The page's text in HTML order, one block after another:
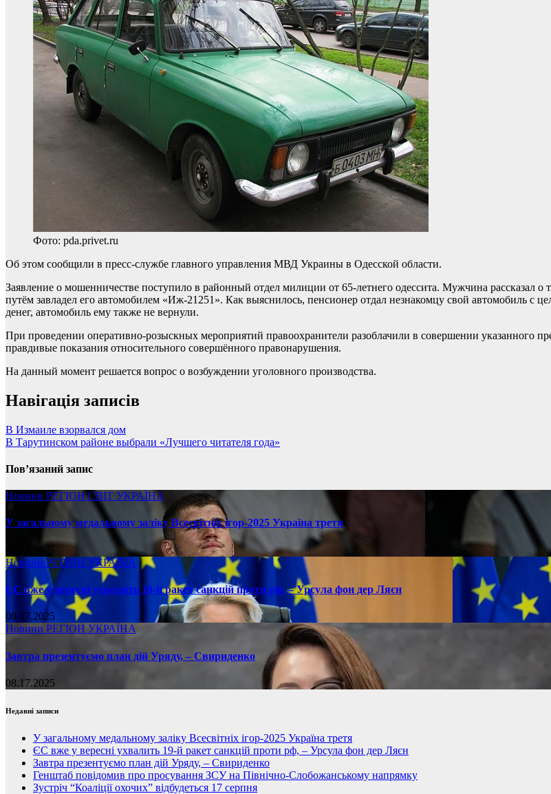
Фото: pda.privet.ru
Об этом сообщили в пресс-службе главного управления МВД Украины в Одесской области.
Заявление о мошенничестве поступило в районный отдел милиции от 65-летнего одессита. Мужчина
путём завладел его автомобилем «Иж-21251». Как выяснилось, пенсионер отдал незнакомцу свой автомобиль с
денег, автомобиль ему также не вернули.
При проведении оперативно-розыскных мероприятий правоохранители разоблачили в совершении указанного
правдивые показания относительного совершённого правонарушения.
На данный момент решается вопрос о возбуждении уголовного производства.
Навігація записів
В Измаиле взорвался дом
В Тарутинском районе выбрали «Лучшего читателя года»
Пов’язаний запис
Новини РЕГІОНСВІТ УКРАЇНА
У загальному медальному заліку Всесвітніх ігор-2025 Україна третя
08.17.2025
НовиниРЕГІОН УКРАЇНА
ЄС вже у вересні ухвалить 19-й ракет санкцій проти рф, – Урсула фон дер Ляєн
08.17.2025
Новини РЕГІОН УКРАЇНА
Завтра презентуємо план дій Уряду, – Свириденко
08.17.2025
Недавні записи
У загальному медальному заліку Всесвітніх ігор-2025 Україна третя
ЄС вже у вересні ухвалить 19-й ракет санкцій проти рф, – Урсула фон дер Ляєн
Завтра презентуємо план дій Уряду, – Свириденко
Генштаб повідомив про просування ЗСУ на Північно-Слобожанському напрямку
Зустріч “Коаліції охочих” відбудеться 17 серпня